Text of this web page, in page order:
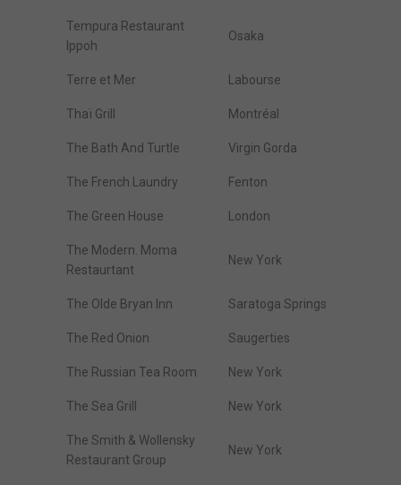
Tempura Restaurant
Ippoh
Osaka
Terre et Mer Labourse
Thaï Grill Montréal
The Bath And Turtle Virgin Gorda
The French Laundry Fenton
The Green House London
The Modern. Moma
Restaurtant
New York
The Olde Bryan Inn Saratoga Springs
The Red Onion Saugerties
The Russian Tea Room New York
The Sea Grill New York
The Smith & Wollensky
Restaurant Group
New York